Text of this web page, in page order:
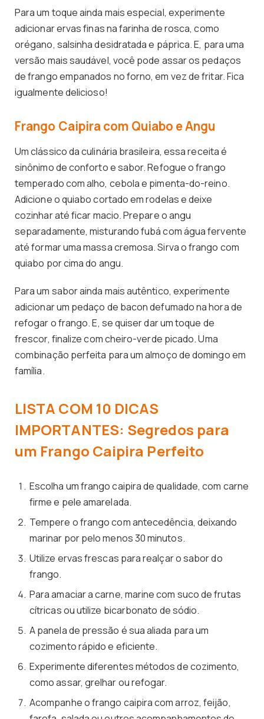
Para um toque ainda mais especial, experimente
adicionar ervas finas na farinha de rosca, como
orégano, salsinha desidratada e páprica. E, para uma
versão mais saudável, você pode assar os pedaços
de frango empanados no forno, em vez de fritar. Fica
igualmente delicioso!
Frango Caipira com Quiabo e Angu
Um clássico da culinária brasileira, essa receita é
sinônimo de conforto e sabor. Refogue o frango
temperado com alho, cebola e pimenta-do-reino.
Adicione o quiabo cortado em rodelas e deixe
cozinhar até ficar macio. Prepare o angu
separadamente, misturando fubá com água fervente
até formar uma massa cremosa. Sirva o frango com
quiabo por cima do angu.
Para um sabor ainda mais autêntico, experimente
adicionar um pedaço de bacon defumado na hora de
refogar o frango. E, se quiser dar um toque de
frescor, finalize com cheiro-verde picado. Uma
combinação perfeita para um almoço de domingo em
família.
LISTA COM 10 DICAS
IMPORTANTES: Segredos para
um Frango Caipira Perfeito
Escolha um frango caipira de qualidade, com carne
firme e pele amarelada.
Tempere o frango com antecedência, deixando
marinar por pelo menos 30 minutos.
Utilize ervas frescas para realçar o sabor do
frango.
Para amaciar a carne, marine com suco de frutas
cítricas ou utilize bicarbonato de sódio.
A panela de pressão é sua aliada para um
cozimento rápido e eficiente.
Experimente diferentes métodos de cozimento,
como assar, grelhar ou refogar.
Acompanhe o frango caipira com arroz, feijão,